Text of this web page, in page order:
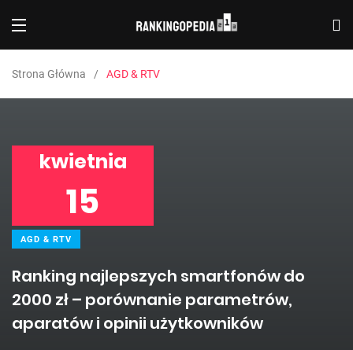
Strona Główna AGD & RTV
kwietnia
15
AGD & RTV
Ranking najlepszych smartfonów do
2000 zł – porównanie parametrów,
aparatów i opinii użytkowników